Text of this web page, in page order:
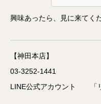
興味あったら、見に来てく
【神田本店】
03-3252-1441
LINE公式アカウント